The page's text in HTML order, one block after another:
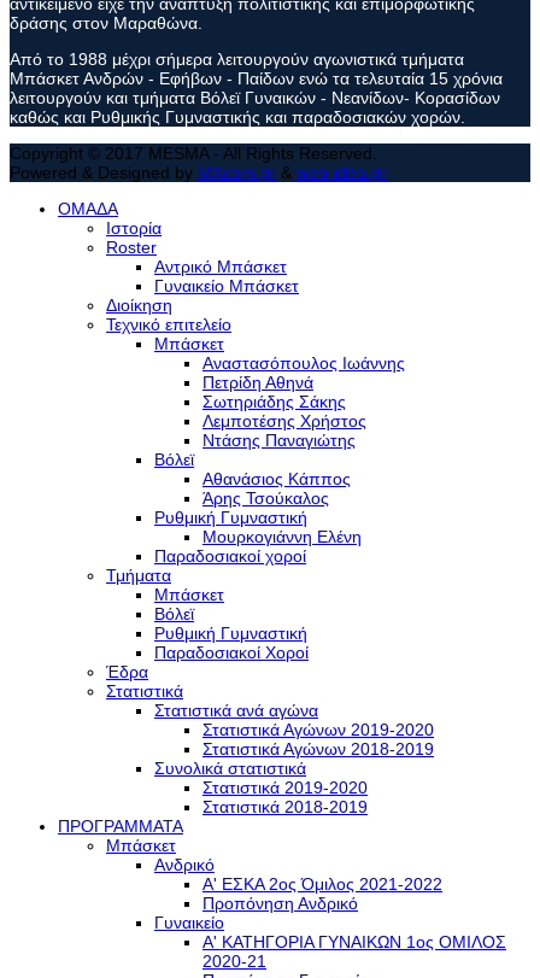
αντικείμενο ειχε την ανάπτυξη πολιτιστικής και επιμορφωτικής
δράσης στον Μαραθώνα.
Από το 1988 μέχρι σήμερα λειτουργούν αγωνιστικά τμήματα
Μπάσκετ Ανδρών - Εφήβων - Παίδων ενώ τα τελευταία 15 χρόνια
λειτουργούν και τμήματα Βόλεϊ Γυναικών - Νεανίδων- Κορασίδων
καθώς και Ρυθμικής Γυμναστικής και παραδοσιακών χορών.
Copyright © 2017 MESMA - All Rights Reserved.
Powered & Designed by MXcom.gr & web-idea.gr
ΟΜΑΔΑ
Ιστορία
Roster
Αντρικό Μπάσκετ
Γυναικείο Μπάσκετ
Διοίκηση
Τεχνικό επιτελείο
Μπάσκετ
Αναστασόπουλος Ιωάννης
Πετρίδη Αθηνά
Σωτηριάδης Σάκης
Λεμποτέσης Χρήστος
Ντάσης Παναγιώτης
Βόλεϊ
Αθανάσιος Κάππος
Άρης Τσούκαλος
Ρυθμική Γυμναστική
Μουρκογιάννη Ελένη
Παραδοσιακοί χοροί
Τμήματα
Μπάσκετ
Βόλεϊ
Ρυθμική Γυμναστική
Παραδοσιακοί Χοροί
Έδρα
Στατιστικά
Στατιστικά ανά αγώνα
Στατιστικά Αγώνων 2019-2020
Στατιστικά Αγώνων 2018-2019
Συνολικά στατιστικά
Στατιστικά 2019-2020
Στατιστικά 2018-2019
ΠΡΟΓΡΑΜΜΑΤΑ
Μπάσκετ
Ανδρικό
Α' ΕΣΚΑ 2ος Όμιλος 2021-2022
Προπόνηση Ανδρικό
Γυναικείο
Α' ΚΑΤΗΓΟΡΙΑ ΓΥΝΑΙΚΩΝ 1ος ΟΜΙΛΟΣ
2020-21